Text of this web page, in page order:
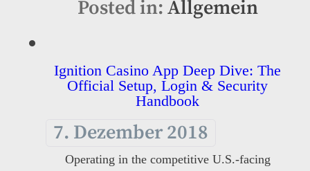
Posted in: Allgemein
Ignition Casino App Deep Dive: The
Official Setup, Login & Security
Handbook
7. Dezember 2018
Operating in the competitive U.S.-facing